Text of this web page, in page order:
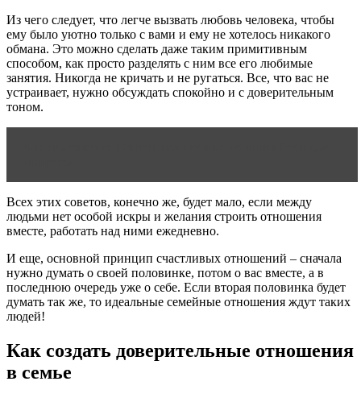
Из чего следует, что легче вызвать любовь человека, чтобы
ему было уютно только с вами и ему не хотелось никакого
обмана. Это можно сделать даже таким примитивным
способом, как просто разделять с ним все его любимые
занятия. Никогда не кричать и не ругаться. Все, что вас не
устраивает, нужно обсуждать спокойно и с доверительным
тоном.
Всех этих советов, конечно же, будет мало, если между
людьми нет особой искры и желания строить отношения
вместе, работать над ними ежедневно.
И еще, основной принцип счастливых отношений – сначала
нужно думать о своей половинке, потом о вас вместе, а в
последнюю очередь уже о себе. Если вторая половинка будет
думать так же, то идеальные семейные отношения ждут таких
людей!
Как создать доверительные отношения
в семье